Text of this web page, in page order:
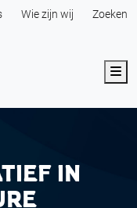
Wie zijn wij Zoeken
IN